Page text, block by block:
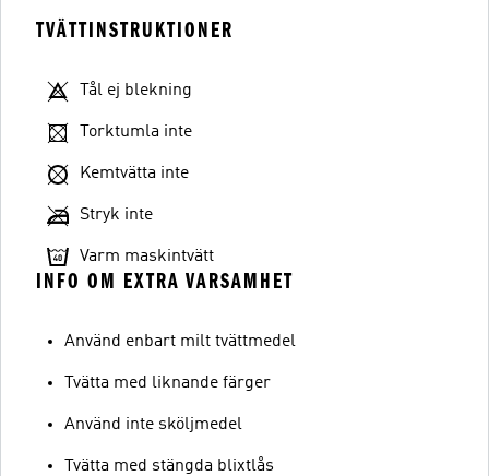
TVÄTTINSTRUKTIONER
Tål ej blekning
Torktumla inte
Kemtvätta inte
Stryk inte
Varm maskintvätt
INFO OM EXTRA VARSAMHET
Använd enbart milt tvättmedel
Tvätta med liknande färger
Använd inte sköljmedel
Tvätta med stängda blixtlås